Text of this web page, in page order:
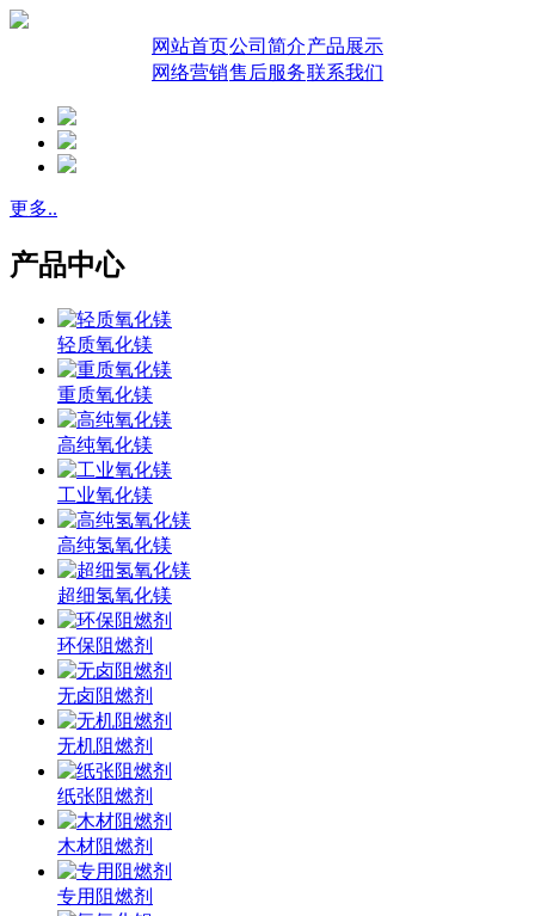
网站首页公司简介产品展示
网络营销售后服务联系我们
更多..
产品中心
轻质氧化镁
重质氧化镁
高纯氧化镁
工业氧化镁
高纯氢氧化镁
超细氢氧化镁
环保阻燃剂
无卤阻燃剂
无机阻燃剂
纸张阻燃剂
木材阻燃剂
专用阻燃剂